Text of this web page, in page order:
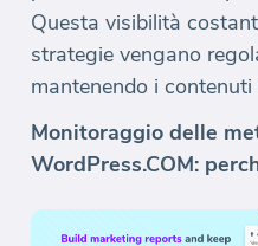
Questa visibilità
strategie vengano
mantenendo i
Monitoraggio delle
WordPress.COM: